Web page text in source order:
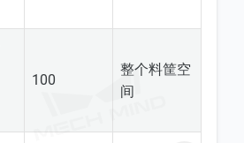
100
整个料筐空
间